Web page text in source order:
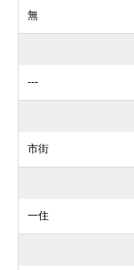
無
---
市街
一住